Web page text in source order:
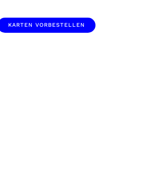
KARTEN VORBESTELLEN